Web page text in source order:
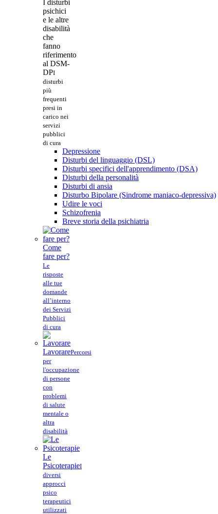
I disturbi
psichici
e le altre
disabilità
che
fanno
riferimento
al DSM-
DPI
disturbi
più
frequenti
presi in
carico nei
servizi
pubblici
di cura
Depressione
Disturbi del linguaggio (DSL)
Disturbi specifici dell'apprendimento (DSA)
Disturbi della personalità
Disturbi di ansia
Disturbo Bipolare (Sindrome maniaco-depressiva)
Udire le voci
Schizofrenia
Breve storia della psichiatria
Come
fare per?
Le
risposte
alle tue
domande
all’interno
dei Servizi
Pubblici
di cura
LavorarePercorsi
per
l'occupazione
di persone
con
problemi
di salute
mentale o
altra
disabilità
Le
PsicoterapieI
diversi
approcci
psico
terapeutici
utilizzati